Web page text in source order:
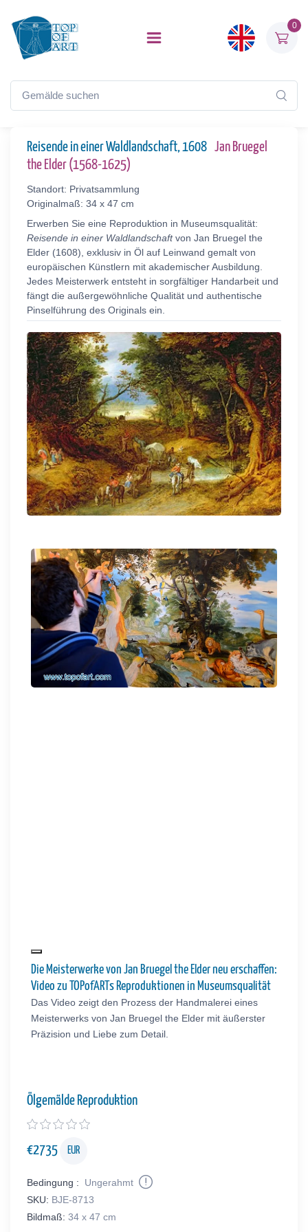
0
Reisende in einer Waldlandschaft, 1608 Jan Bruegel
the Elder (1568-1625)
Standort: Privatsammlung
Originalmaß: 34 x 47 cm
Erwerben Sie eine Reproduktion in Museumsqualität:
Reisende in einer Waldlandschaftvon Jan Bruegel the
Elder (1608), exklusiv in Öl auf Leinwand gemalt von
europäischen Künstlern mit akademischer Ausbildung.
Jedes Meisterwerk entsteht in sorgfältiger Handarbeit und
fängt die außergewöhnliche Qualität und authentische
Pinselführung des Originals ein.
Die Meisterwerke von Jan Bruegel the Elder neu erschaffen:
Video zu TOPofARTs Reproduktionen in Museumsqualität
Das Video zeigt den Prozess der Handmalerei eines
Meisterwerks von Jan Bruegel the Elder mit äußerster
Präzision und Liebe zum Detail.
Ölgemälde Reproduktion
€2735 EUR
Bedingung :
Ungerahmt
SKU: BJE-8713
Bildmaß: 34 x 47 cm